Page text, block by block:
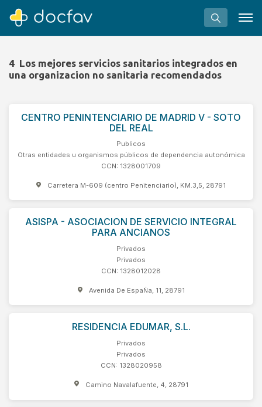
Software para clínicas
Soporte
¿Eres un doctor?
4 Los mejores servicios sanitarios integrados en
una organizacion no sanitaria recomendados
CENTRO PENINTENCIARIO DE MADRID V - SOTO
DEL REAL
Publicos
Otras entidades u organismos públicos de dependencia autonómica
CCN: 1328001709
Carretera M-609 (centro Penitenciario), KM.3,5, 28791
ASISPA - ASOCIACION DE SERVICIO INTEGRAL
PARA ANCIANOS
Privados
Privados
CCN: 1328012028
Avenida De EspaÑa, 11, 28791
RESIDENCIA EDUMAR, S.L.
Privados
Privados
CCN: 1328020958
Camino Navalafuente, 4, 28791